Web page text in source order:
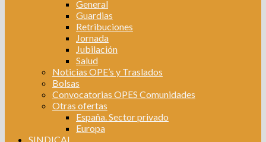
General
Guardias
Retribuciones
Jornada
Jubilación
Salud
Noticias OPE’s y Traslados
Bolsas
Convocatorias OPES Comunidades
Otras ofertas
España. Sector privado
Europa
SINDICAL